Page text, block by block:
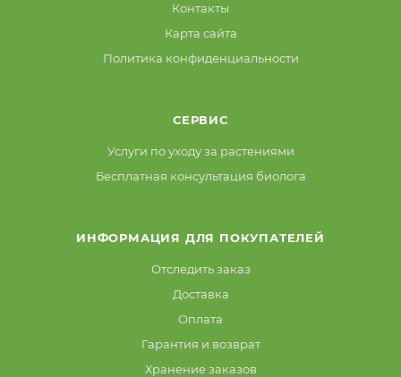
Контакты
Карта сайта
Политика конфиденциальности
СЕРВИС
Услуги по уходу за растениями
Бесплатная консультация биолога
ИНФОРМАЦИЯ ДЛЯ ПОКУПАТЕЛЕЙ
Отследить заказ
Доставка
Оплата
Гарантия и возврат
Хранение заказов